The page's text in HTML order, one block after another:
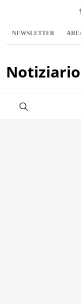
NEWSLETTER
Notiziario